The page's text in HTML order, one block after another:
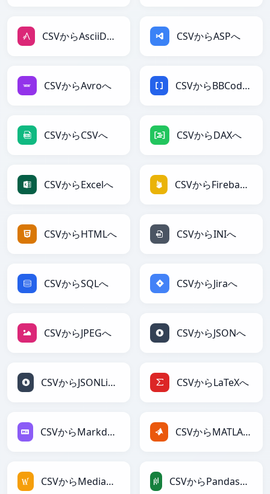
CSVからAsciiDocへ CSVからASPへ
CSVからAvroへ CSVからBBCodeへ
CSVからCSVへ CSVからDAXへ
CSVからExcelへ CSVからFirebaseへ
CSVからHTMLへ CSVからINIへ
CSVからSQLへ CSVからJiraへ
CSVからJPEGへ CSVからJSONへ
CSVからJSONLinesへ CSVからLaTeXへ
CSVからMarkdownへ CSVからMATLABへ
CSVからMediaWikiへ CSVからPandasDataFrameへ